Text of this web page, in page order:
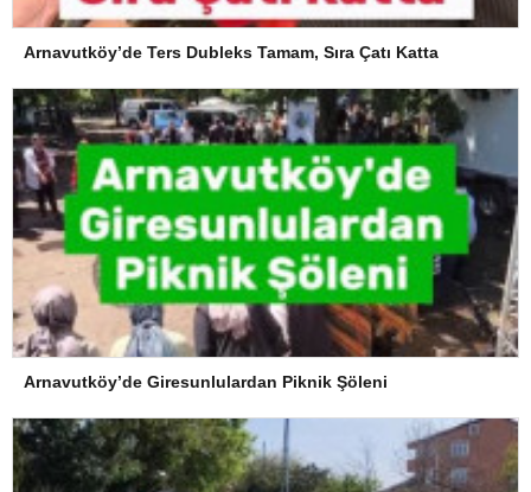
Arnavutköy’de Ters Dubleks Tamam, Sıra Çatı Katta
Arnavutköy’de Giresunlulardan Piknik Şöleni